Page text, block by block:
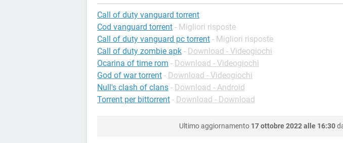
Call of duty vanguard torrent
Cod vanguard torrent - Migliori risposte
Call of duty vanguard pc torrent - Migliori risposte
Call of duty zombie apk - Download - Videogiochi
Ocarina of time rom - Download - Videogiochi
God of war torrent - Download - Videogiochi
Null's clash of clans - Download - Android
Torrent per bittorrent - Download - Download
Ultimo aggiornamento 17 ottobre 2022 alle 16:30